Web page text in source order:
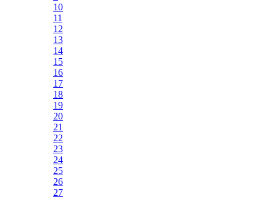
10
11
12
13
14
15
16
17
18
19
20
21
22
23
24
25
26
27